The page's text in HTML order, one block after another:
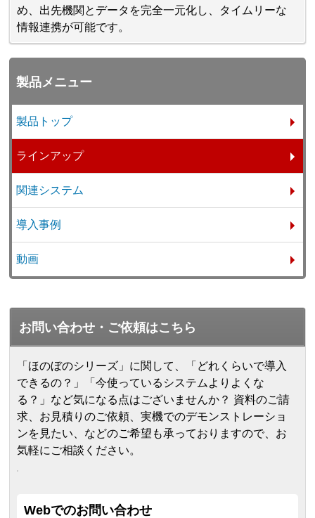
め、出先機関とデータを完全一元化し、タイムリーな
情報連携が可能です。
製品メニュー
製品トップ
ラインアップ
関連システム
導入事例
動画
お問い合わせ・ご依頼はこちら
「ほのぼのシリーズ」に関して、「どれくらいで導入
できるの？」「今使っているシステムよりよくな
る？」など気になる点はございませんか？ 資料のご請
求、お見積りのご依頼、実機でのデモンストレーショ
ンを見たい、などのご希望も承っておりますので、お
気軽にご相談ください。
Webでのお問い合わせ